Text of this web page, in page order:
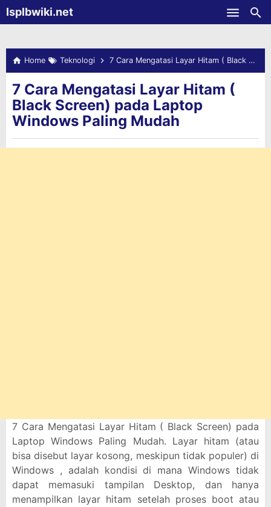
-->Isplbwiki.net
Home Teknologi 7 Cara Mengatasi Layar Hitam ( Black Screen) pada Laptop Windows Paling Mudah
7 Cara Mengatasi Layar Hitam (
Black Screen) pada Laptop
Windows Paling Mudah
7 Cara Mengatasi Layar Hitam ( Black Screen) pada
Laptop Windows Paling Mudah. Layar hitam (atau
bisa disebut layar kosong, meskipun tidak populer) di
Windows , adalah kondisi di mana Windows tidak
dapat memasuki tampilan Desktop, dan hanya
menampilkan layar hitam setelah proses boot atau